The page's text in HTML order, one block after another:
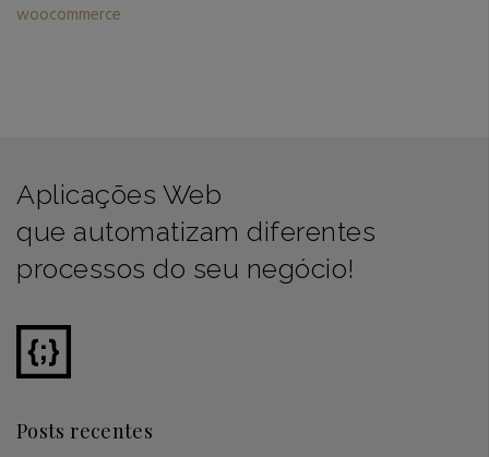
woocommerce
Aplicações Web
que automatizam diferentes
processos do seu negócio!
Posts recentes